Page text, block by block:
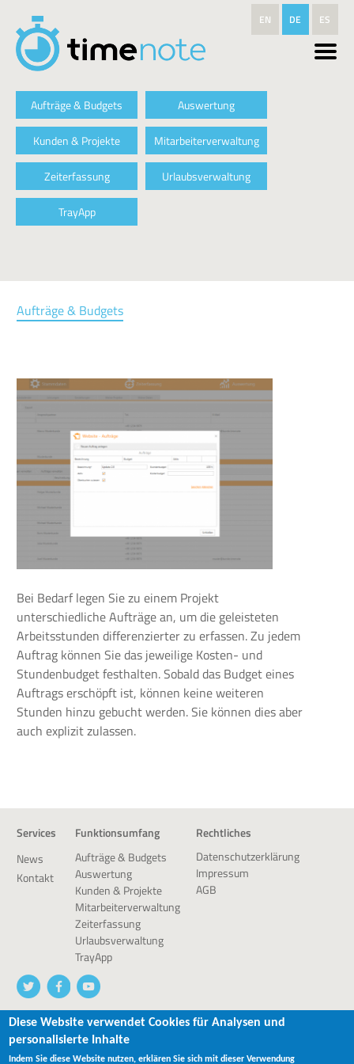
EN DE ES
Aufträge & Budgets Auswertung
Kunden & Projekte Mitarbeiterverwaltung
Zeiterfassung Urlaubsverwaltung
TrayApp
Aufträge & Budgets
Bei Bedarf legen Sie zu einem Projekt
unterschiedliche Aufträge an, um die geleisteten
Arbeitsstunden differenzierter zu erfassen. Zu jedem
Auftrag können Sie das jeweilige Kosten- und
Stundenbudget festhalten. Sobald das Budget eines
Auftrags erschöpft ist, können keine weiteren
Stunden hinzu gebucht werden. Sie können dies aber
auch explizit zulassen.
Services
News
Kontakt
Funktionsumfang
Aufträge & Budgets
Auswertung
Kunden & Projekte
Mitarbeiterverwaltung
Zeiterfassung
Urlaubsverwaltung
TrayApp
Rechtliches
Datenschutzerklärung
Impressum
AGB
© 2026 devworx GmbH & Co.KG
Diese Website verwendet Cookies für Analysen und
personalisierte Inhalte
Indem Sie diese Website nutzen, erklären Sie sich mit dieser Verwendung